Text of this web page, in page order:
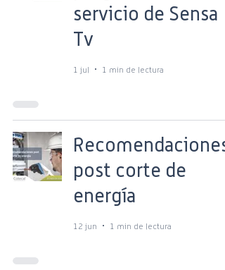
servicio de Sensa
Tv
1 jul 1 min de lectura
Recomendaciones
post corte de
energía
12 jun 1 min de lectura